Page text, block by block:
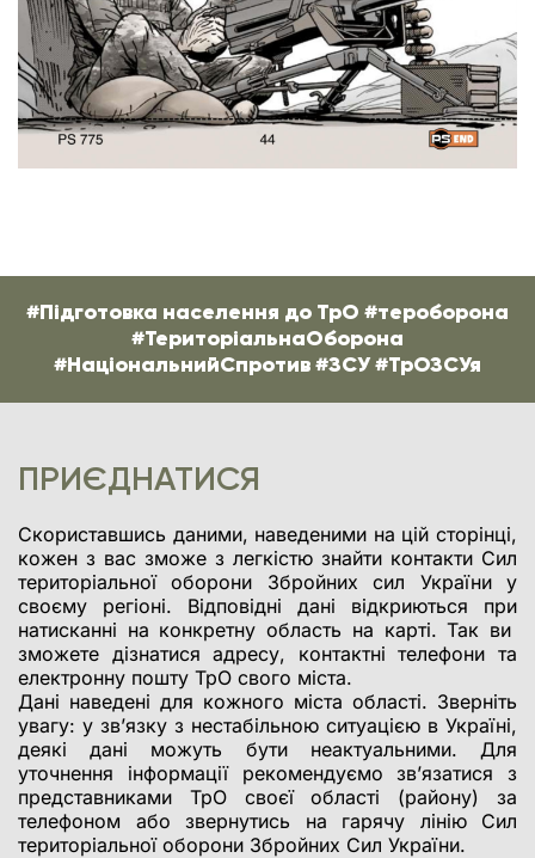
#Підготовка населення до ТрО #тероборона
#ТериторіальнаОборона
#НаціональнийСпротив #ЗСУ #ТрОЗСУя
ПРИЄДНАТИСЯ
Скориставшись даними, наведеними на цій сторінці,
кожен з вас зможе з легкістю знайти контакти Сил
територіальної оборони Збройних сил України у
своєму регіоні. Відповідні дані відкриються при
натисканні на конкретну область на карті. Так ви
зможете дізнатися адресу, контактні телефони та
електронну пошту ТрО свого міста.
Дані наведені для кожного міста області. Зверніть
увагу: у зв’язку з нестабільною ситуацією в Україні,
деякі дані можуть бути неактуальними. Для
уточнення інформації рекомендуємо зв’язатися з
представниками ТрО своєї області (району) за
телефоном або звернутись на гарячу лінію Сил
територіальної оборони Збройних Сил України.